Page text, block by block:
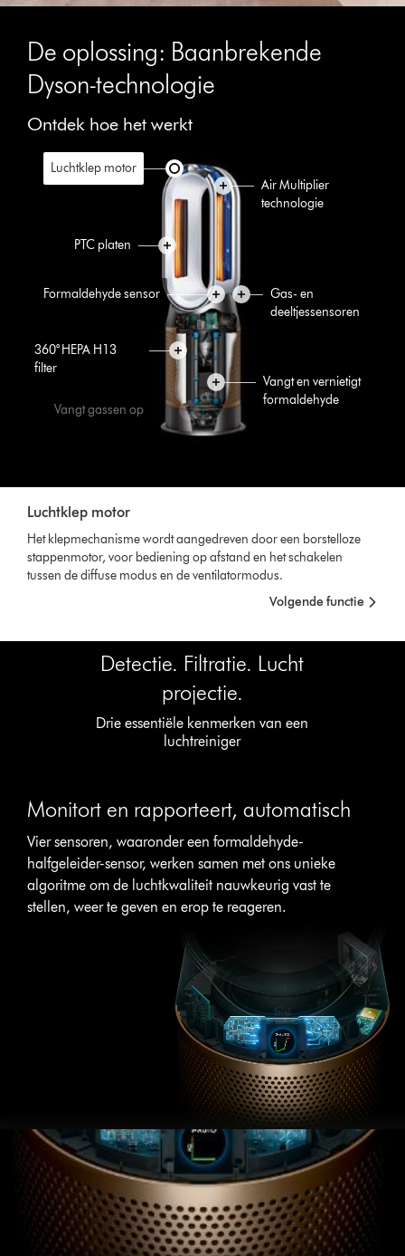
De oplossing: Baanbrekende
Dyson-technologie
Ontdek hoe het werkt
Luchtklep motor
Het klepmechanisme wordt aangedreven door een borstelloze
stappenmotor, voor bediening op afstand en het schakelen
tussen de diffuse modus en de ventilatormodus.
Volgende functie
Luchtklep motor
Air Multiplier
technologie
PTC platen
Formaldehyde sensor
Gas- en
deeltjessensoren
360° HEPA H13
filter
Vangt en vernietigt
formaldehyde
Vangt gassen op
Detectie. Filtratie. Lucht
projectie.
Drie essentiële kenmerken van een
luchtreiniger
Monitort en rapporteert, automatisch
Vier sensoren, waaronder een formaldehyde-
halfgeleider-sensor, werken samen met ons unieke
algoritme om de luchtkwaliteit nauwkeurig vast te
stellen, weer te geven en erop te reageren.